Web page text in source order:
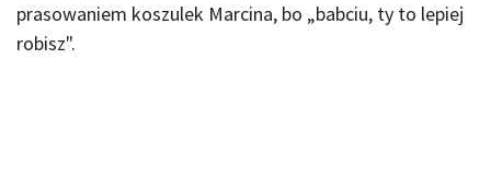
prasowaniem koszulek Marcina, bo „babciu, ty to lepiej
robisz".